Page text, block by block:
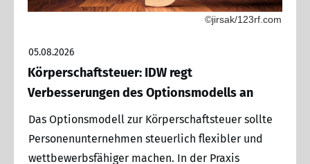
©jirsak/123rf.com
05.08.2026
Körperschaftsteuer: IDW regt
Verbesserungen des Optionsmodells an
Das Optionsmodell zur Körperschaftsteuer sollte
Personenunternehmen steuerlich flexibler und
wettbewerbsfähiger machen. In der Praxis